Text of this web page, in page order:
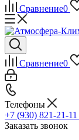
Сравнение0
Сравнение0
Телефоны
+7 (930) 821-21-11
Заказать звонок